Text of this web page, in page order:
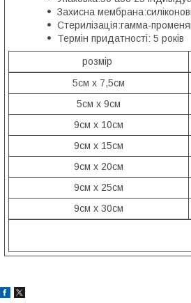
Захисна
Стерилізація:гамма-
Термін придатності: 5 років
розмір
5см х 7,5см
5см х 9см
9см х 10см
9см х 15см
9см х 20см
9см х 25см
9см х 30см